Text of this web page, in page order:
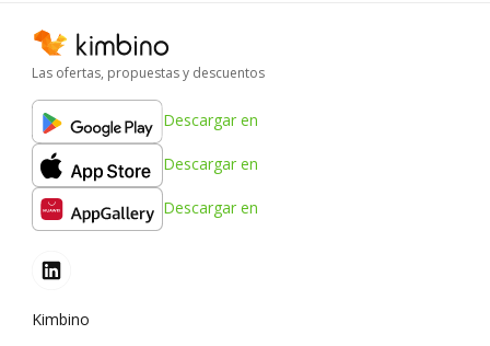
Las ofertas, propuestas y descuentos
Descargar en
Descargar en
Descargar en
Kimbino